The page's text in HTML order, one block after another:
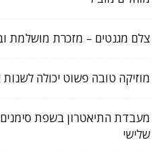
צלם מגנטים – מזכרת מושלמת
מוזיקה טובה פשוט יכולה
מעבדת התיאטרון בשפת סימנים
שלישי